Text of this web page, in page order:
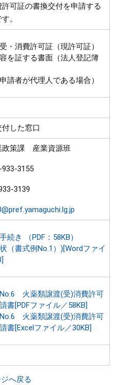
可証の書換交付を申請する
。
・消費許可証（現許可証）
を証する書面（法人登記簿
請者が代理人である場合）
した窓口
策課 産業資源班
3155
3139
続き （PDF：58KB）
（書式例No.1）)[Wordファイ
火薬類譲渡(受)消費許可
書[PDFファイル／58KB]
火薬類譲渡(受)消費許可
書[Excelファイル／30KB]
へ戻る